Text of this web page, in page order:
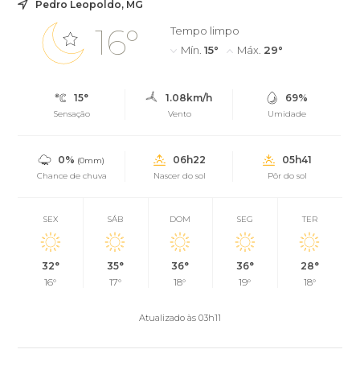
Pedro Leopoldo, MG
16°
Tempo limpo
Mín. 15° Máx. 29°
15°
Sensação
1.08km/h
Vento
69%
Umidade
0% (0mm)
Chance de chuva
06h22
Nascer do sol
05h41
Pôr do sol
SEX
32°
16°
SÁB
35°
17°
DOM
36°
18°
SEG
36°
19°
TER
28°
18°
Atualizado às 03h11